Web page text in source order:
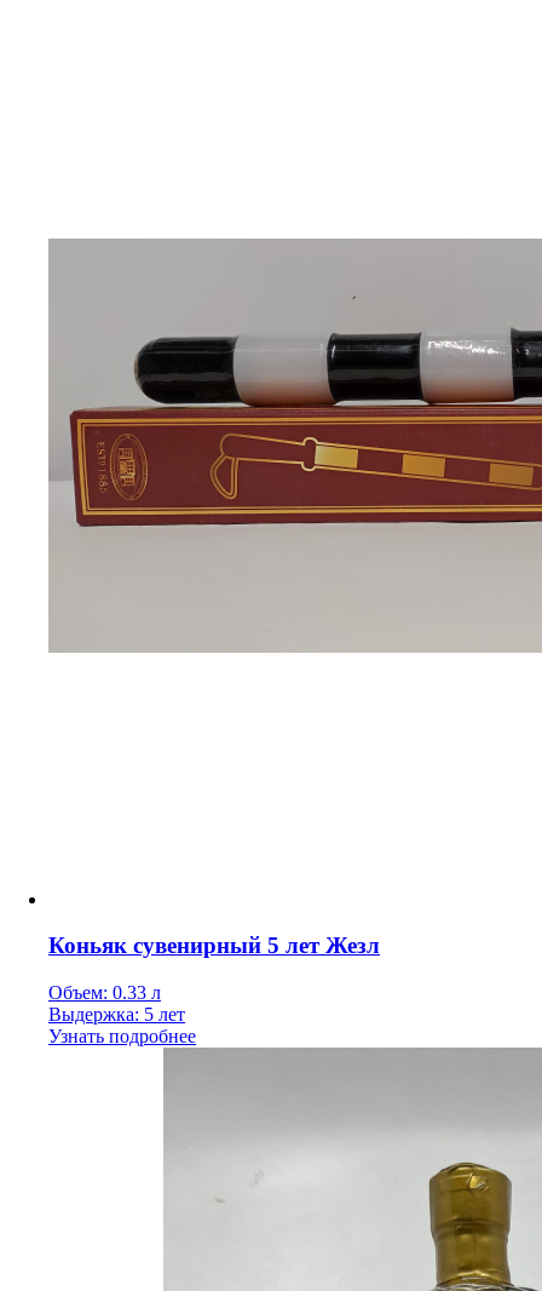
Коньяк сувенирный 5 лет Жезл
Объем: 0.33 л
Выдержка: 5 лет
Узнать подробнее